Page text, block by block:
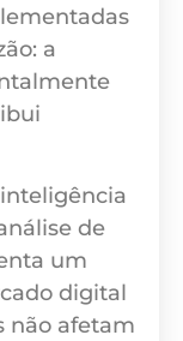
a
de
um
digital
não afetam